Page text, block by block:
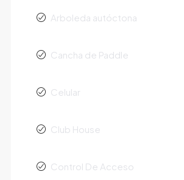
Arboleda autóctona
Cancha de Paddle
Celular
Club House
Control De Acceso